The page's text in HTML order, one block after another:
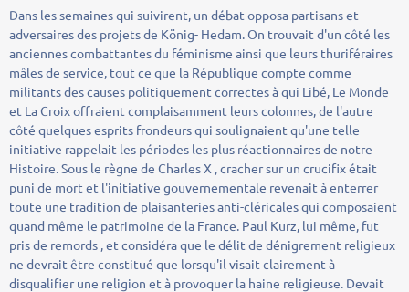
Dans les semaines qui suivirent, un débat opposa partisans et
adversaires des projets de König- Hedam. On trouvait d'un côté les
anciennes combattantes du féminisme ainsi que leurs thuriféraires
mâles de service, tout ce que la République compte comme
militants des causes politiquement correctes à qui Libé, Le Monde
et La Croix offraient complaisamment leurs colonnes, de l'autre
côté quelques esprits frondeurs qui soulignaient qu'une telle
initiative rappelait les périodes les plus réactionnaires de notre
Histoire. Sous le règne de Charles X , cracher sur un crucifix était
puni de mort et l'initiative gouvernementale revenait à enterrer
toute une tradition de plaisanteries anti-cléricales qui composaient
quand même le patrimoine de la France. Paul Kurz, lui même, fut
pris de remords , et considéra que le délit de dénigrement religieux
ne devrait être constitué que lorsqu'il visait clairement à
disqualifier une religion et à provoquer la haine religieuse. Devait